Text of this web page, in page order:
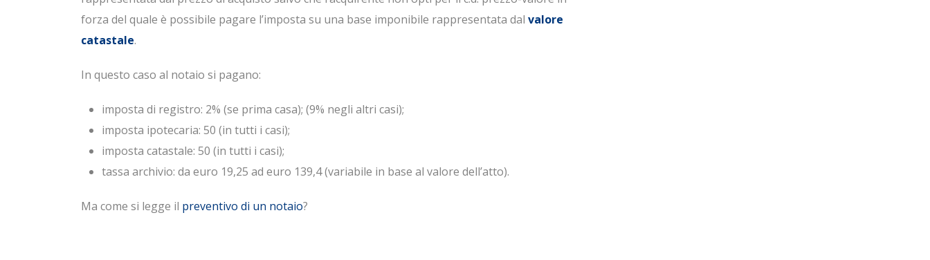
forza del quale è possibile pagare l’imposta su una base imponibile rappresentata dal valore
catastale.
In questo caso al notaio si pagano:
imposta di registro: 2% (se prima casa); (9% negli altri casi);
imposta ipotecaria: 50 (in tutti i casi);
imposta catastale: 50 (in tutti i casi);
tassa archivio: da euro 19,25 ad euro 139,4 (variabile in base al valore dell’atto).
Ma come si legge il preventivo di un notaio?